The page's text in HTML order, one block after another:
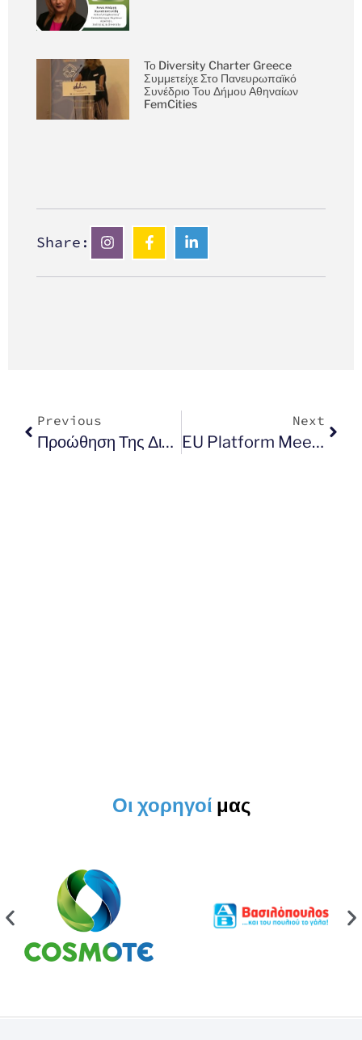
Το Diversity Charter Greece
Συμμετείχε Στο Πανευρωπαϊκό
Συνέδριο Του Δήμου Αθηναίων
FemCities
Share:
Previous
Προώθηση Της Διαφορετικότητας Στη Θεσσαλία: Ενημερωτική Εκδήλωση Στη Λάρισα Για Τη Χάρτα Διαφορετικότητας
Next
EU Platform Meeting
Οι χορηγοί μας